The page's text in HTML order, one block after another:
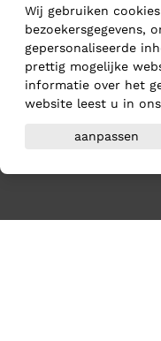
Wij gebruiken
bezoekersgegevens,
gepersonaliseerde
prettig mogelijke
informatie over het
website leest u in ons
aanpassen